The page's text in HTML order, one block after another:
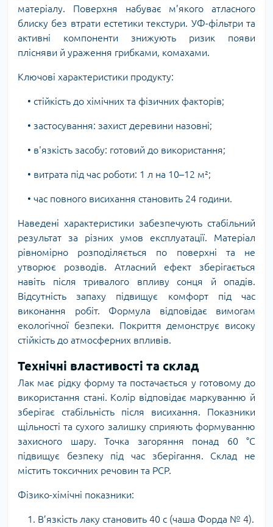
матеріалу. Поверхня набуває м’якого атласного
блиску без втрати естетики текстури. УФ-фільтри та
активні компоненти знижують ризик появи
плісняви й ураження грибками, комахами.
Ключові характеристики продукту:
• стійкість до хімічних та фізичних факторів;
• застосування: захист деревини назовні;
• в'язкість засобу: готовий до використання;
• витрата під час роботи: 1 л на 10–12 м²;
• час повного висихання становить 24 години.
Наведені характеристики забезпечують стабільний
результат за різних умов експлуатації. Матеріал
рівномірно розподіляється по поверхні та не
утворює розводів. Атласний ефект зберігається
навіть після тривалого впливу сонця й опадів.
Відсутність запаху підвищує комфорт під час
виконання робіт. Формула відповідає вимогам
екологічної безпеки. Покриття демонструє високу
стійкість до атмосферних впливів.
Технічні властивості та склад
Лак має рідку форму та постачається у готовому до
використання стані. Колір відповідає маркуванню й
зберігає стабільність після висихання. Показники
щільності та сухого залишку сприяють формуванню
захисного шару. Точка загоряння понад 60 °C
підвищує безпеку під час зберігання. Склад не
містить токсичних речовин та PCP.
Фізико-хімічні показники:
1. В’язкість лаку становить 40 с (чаша Форда № 4).